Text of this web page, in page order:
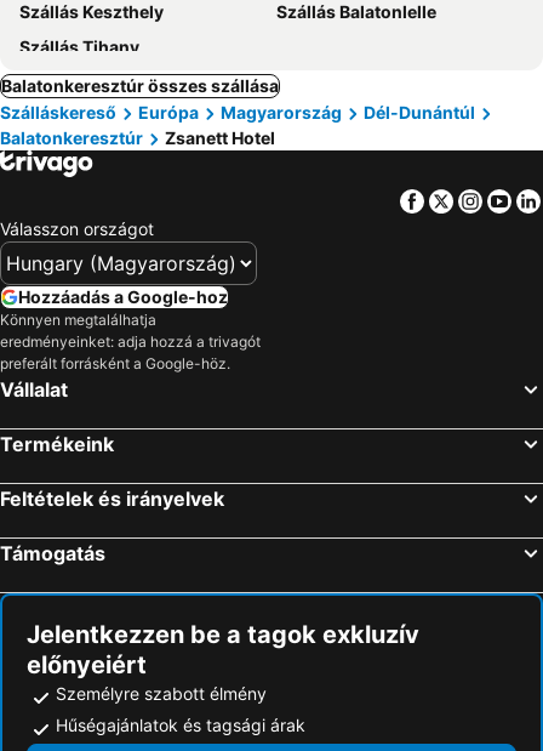
Szállás Keszthely
Szállás Balatonlelle
Szállás Tihany
Balatonkeresztúr összes szállása
Szálláskereső
Európa Magyarország
Dél-Dunántúl
Balatonkeresztúr
Zsanett Hotel
Facebook
Twitter
Válasszon országot
Hozzáadás a Google-hoz
Könnyen megtalálhatja
eredményeinket: adja hozzá a trivagót
preferált forrásként a Google-höz.
Vállalat
Termékeink
Feltételek és irányelvek
Támogatás
Jelentkezzen be a tagok exkluzív
előnyeiért
Személyre szabott élmény
Hűségajánlatok és tagsági árak